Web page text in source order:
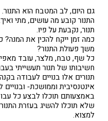
גם היום, לב המטבח הוא התנור.
התנור קובע מה עושים, מתי
תנור, נקבעת על פיו.
כמה זמן ייקח להכין את המנה?
משך פעולת התנור?
כל שף, טבח, מלצר, עובד
חשיבותו של תנור תעשייתי
תנורים אלו בנויים לעבודה
אינטנסיבית וממושכת- ובנויים
באמצעותם תוכלו לבצע כל
שלא תוכלו להשיג בעזרת
למצוא.